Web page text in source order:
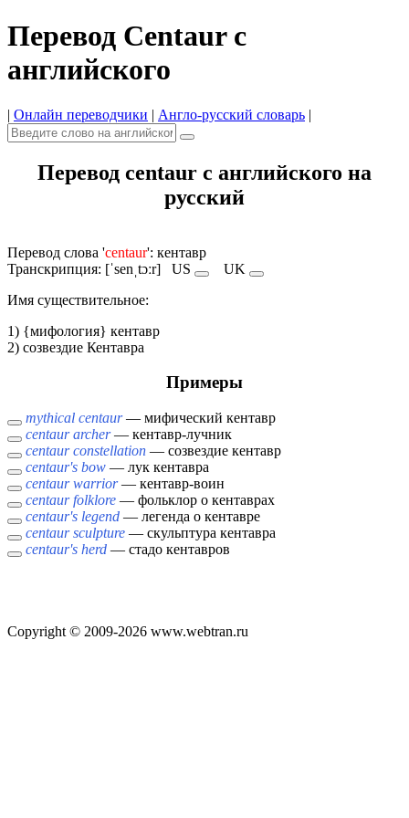
Перевод Centaur с
английского
| Онлайн переводчики | Англо-русский словарь |
Перевод centaur с английского на
русский
Перевод слова 'centaur': кентавр
Транскрипция: [ˈsenˌtɔːr] US
UK
Имя cуществительное:
1) {мифология} кентавр
2) созвездие Кентавра
Примеры
mythical centaur— мифический кентавр
centaur archer— кентавр-лучник
centaur constellation — созвездие кентавр
centaur's bow — лук кентавра
centaur warrior— кентавр-воин
centaur folklore — фольклор о кентаврах
centaur's legend — легенда о кентавре
centaur sculpture — скульптура кентавра
centaur's herd — стадо кентавров
Copyright © 2009-2026 www.webtran.ru